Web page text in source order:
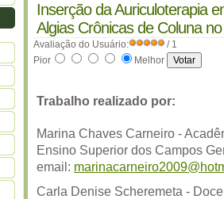
Inserção da Auriculoterapia
Algias Crônicas de Coluna
Avaliação do Usuário:
/ 1
Pior
Melhor
Trabalho realizado por:
Marina Chaves Carneiro -
Ensino Superior dos Campos
email:
Carla Denise Scheremeta -